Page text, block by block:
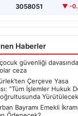
kabul…
3058051 ▼ -
Haberler
güvenliği
ceza
Çerçeve Yasa
“Tüm İşlemler Hukuk
Bayramı Emekli